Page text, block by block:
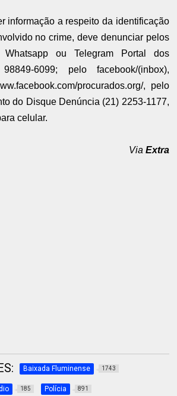
informação a respeito da identificação
no crime, deve denunciar pelos
Whatsapp ou Telegram Portal dos
6099; pelo facebook/(inbox),
procurados.org/, pelo
do Disque Denúncia (21) 2253-1177,
celular.
Via Extra
Baixada Fluminense 1743
185 Polícia 891